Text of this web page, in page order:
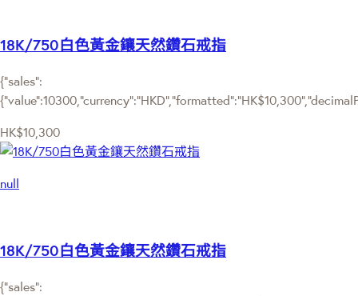
18K/750白色黃金鑲天然鑽石戒指
{"sales":
HK$10,300
null
18K/750白色黃金鑲天然鑽石戒指
{"sales":